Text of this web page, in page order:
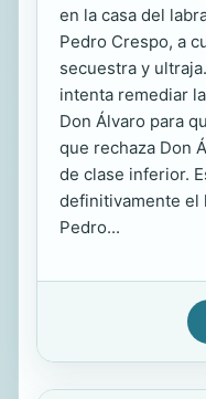
en la casa del
Pedro Crespo, a
secuestra y
intenta remediar
Don Álvaro para
que rechaza Don
de clase inferior.
definitivamente el
Pedro...